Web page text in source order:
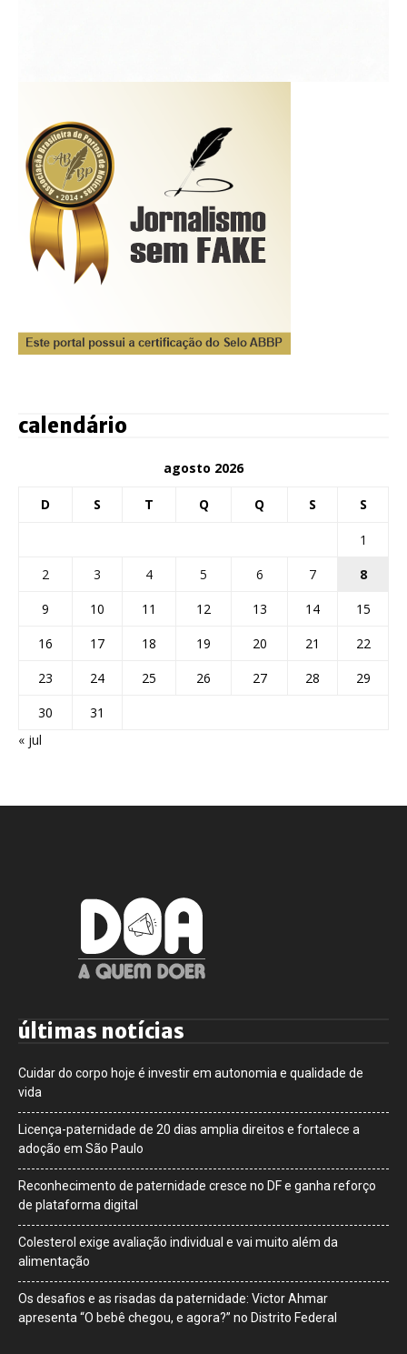
calendário
agosto 2026
D S T Q Q S S
1
2
3 4 5 6 7
8
9
10 11 12 13 14
15
16
17 18 19 20 21
22
23
24 25 26 27 28
29
30
31
« jul
últimas notícias
Cuidar do corpo hoje é investir em autonomia e qualidade de
vida
Licença-paternidade de 20 dias amplia direitos e fortalece a
adoção em São Paulo
Reconhecimento de paternidade cresce no DF e ganha reforço
de plataforma digital
Colesterol exige avaliação individual e vai muito além da
alimentação
Os desafios e as risadas da paternidade: Victor Ahmar
apresenta “O bebê chegou, e agora?” no Distrito Federal